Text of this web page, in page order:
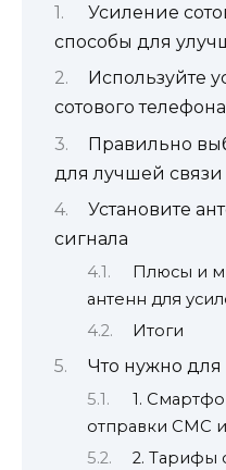
Усиление
способы для
Используйте
сотового телефона
Правильно
для лучшей связи
Установите
сигнала
Плюсы и
антенн для
Итоги
Что нужно
1.
отправки СМС
2. Тарифы